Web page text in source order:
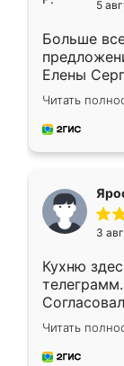
5
Больше
Елены
короткие
для
предложил
Читать
3
Кухню
недели
довольны
мебель за
Читать